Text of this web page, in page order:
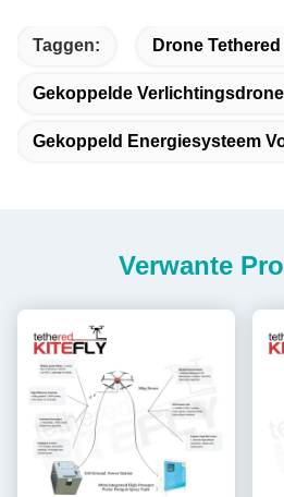
Taggen: Drone
Gekoppelde Verlichtingsdrone
Gekoppeld Energiesysteem
Verwante